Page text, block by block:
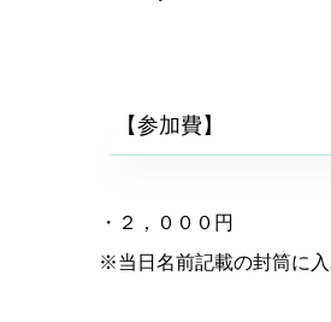
【参加費】
・２，０００円
※当日名前記載の封筒に入